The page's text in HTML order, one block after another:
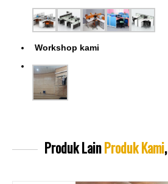
Workshop kami
Produk LainProduk Kami,